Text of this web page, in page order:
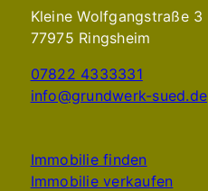
Kleine Wolfgangstraße 3
77975 Ringsheim
07822 4333331
info@grundwerk-sued.de
Immobilie finden
Immobilie verkaufen